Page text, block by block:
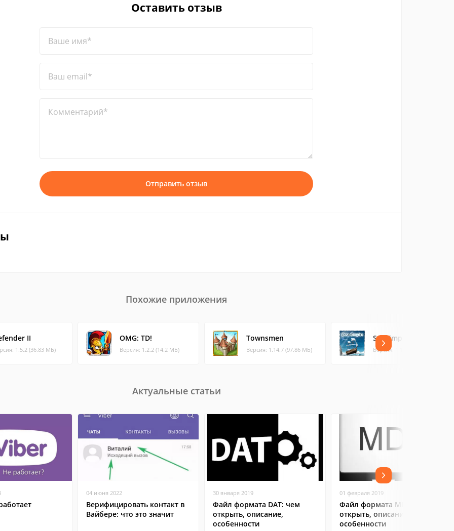
Оставить отзыв
Ваше имя*
Ваш email*
Комментарий*
Отправить отзыв
Похожие приложения
II
1.5.2 (36.83 МБ)
OMG: TD!
Версия: 1.2.2 (14.2 МБ)
Townsmen
Версия: 1.14.7 (97.86 МБ)
Sea Empire
Версия: 1.11 (4.91 МБ)
Актуальные статьи
04 июня 2022
Верифицировать контакт в
Вайбере: что это значит
30 января 2019
Файл формата DAT: чем
открыть, описание,
особенности
01 февраля 2019
Файл формата MDX: чем
открыть, описание,
особенности